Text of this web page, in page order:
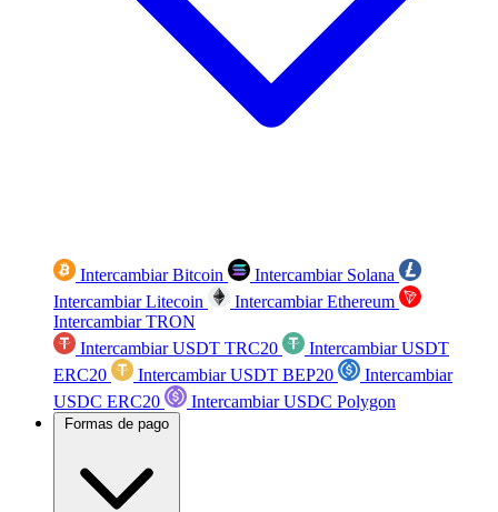
Intercambiar Bitcoin
Intercambiar Solana
Intercambiar Litecoin
Intercambiar Ethereum
Intercambiar TRON
Intercambiar USDT TRC20
Intercambiar USDT
ERC20
Intercambiar USDT BEP20
Intercambiar
USDC ERC20
Intercambiar USDC Polygon
Formas de pago